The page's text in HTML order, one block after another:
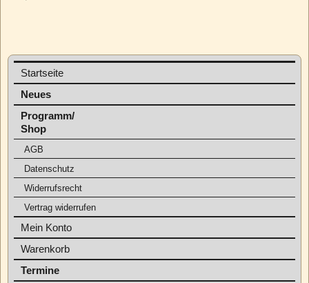
Startseite
Neues
Programm/
Shop
AGB
Datenschutz
Widerrufsrecht
Vertrag widerrufen
Mein Konto
Warenkorb
Termine